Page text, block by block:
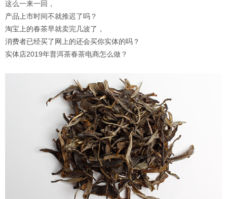
这么一来一回，
产品上市时间不就推迟了吗？
淘宝上的春茶早就卖完几波了，
消费者已经买了网上的还会买你实体的吗？
实体店2019年普洱茶春茶电商怎么做？